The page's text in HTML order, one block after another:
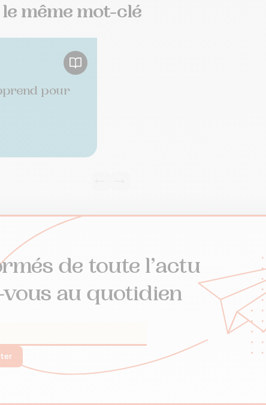
même mot-clé
pour
de toute l’actu
au quotidien